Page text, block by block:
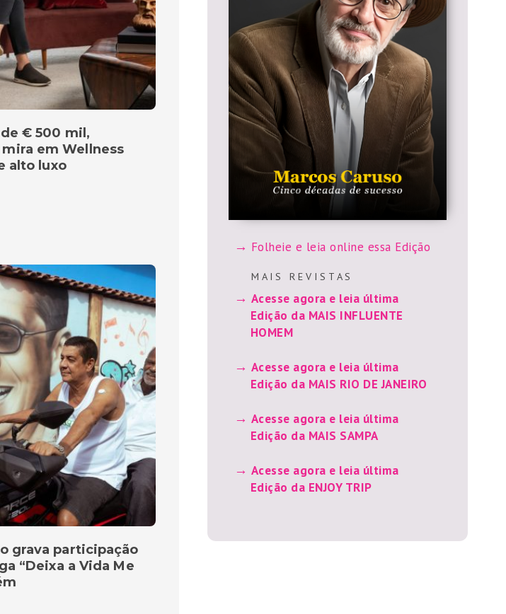
€ 500 mil,
mira em Wellness
alto luxo
grava participação
“Deixa a Vida Me
Folheie e leia online essa Edição
M A I S R E V I S T A S
Acesse agora e leia última
Edição da MAIS INFLUENTE
HOMEM
Acesse agora e leia última
Edição da MAIS RIO DE JANEIRO
Acesse agora e leia última
Edição da MAIS SAMPA
Acesse agora e leia última
Edição da ENJOY TRIP